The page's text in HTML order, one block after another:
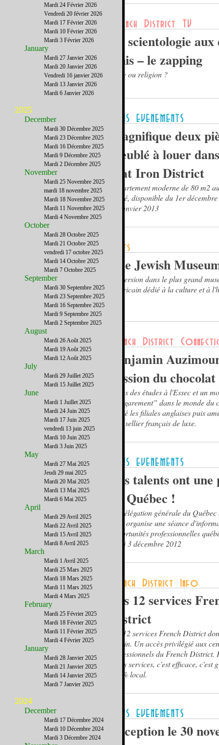
La scientologie
Unis – le zapping
Secte ou religion ?
Magnifique deux
meublé à louer
Flat Iron District
Appartement moderne de 80 m2
épuré, disponible du 1er
31 janvier 2013
The Jewish
Immersion dans le plus grand
américain dédié à la culture et à
Benjamin
passion du chocolat
Après des études à l'Essec et un
“d’égarement” dans le monde du
dirigé les filiales anglaises puis
d'un sellier français de luxe.
Vos talents ont une
au Québec !
La délégation générale du
York organise une séance
opportunités professionnelles
lundi 3 décembre 2012
Les 12 services
District
Les 12 services French District
besoin. Un accès privilégié aux
professionnels du French District.
à nos services, c'est efficace, c'est
100% local.
Réception le 30
Mardi 24 Février 2026
Vendredi 20 février 2026
Mardi 17 Février 2026
Mardi 10 Février 2026
Mardi 3 Février 2026
January
Mardi 27 Janvier 2026
Mardi 20 Janvier 2026
Vendredi 16 janvier 2026
Mardi 13 Janvier 2026
Mardi 6 Janvier 2026
2025
December
Mardi 30 Décembre 2025
Mardi 23 Décembre 2025
Mardi 16 Décembre 2025
Mardi 9 Décembre 2025
Mardi 2 Décembre 2025
November
Mardi 25 Novembre 2025
mardi 18 novembre 2025
Mardi 18 Novembre 2025
Mardi 11 Novembre 2025
Mardi 4 Novembre 2025
October
Mardi 28 Octobre 2025
Mardi 21 Octobre 2025
vendredi 17 octobre 2025
Mardi 14 Octobre 2025
Mardi 7 Octobre 2025
September
Mardi 30 Septembre 2025
Mardi 23 Septembre 2025
Mardi 16 Septembre 2025
Mardi 9 Septembre 2025
Mardi 2 Septembre 2025
August
Mardi 26 Août 2025
Mardi 19 Août 2025
Mardi 12 Août 2025
July
Mardi 29 Juillet 2025
Mardi 15 Juillet 2025
June
Mardi 1 Juillet 2025
Mardi 24 Juin 2025
Mardi 17 Juin 2025
vendredi 13 juin 2025
Mardi 10 Juin 2025
Mardi 3 Juin 2025
May
Mardi 27 Mai 2025
Jeudi 29 mai 2025
Mardi 20 Mai 2025
Mardi 13 Mai 2025
Mardi 6 Mai 2025
April
Mardi 29 Avril 2025
Mardi 22 Avril 2025
Mardi 15 Avril 2025
Mardi 8 Avril 2025
March
Mardi 1 Avril 2025
Mardi 25 Mars 2025
Mardi 18 Mars 2025
Mardi 11 Mars 2025
Mardi 4 Mars 2025
February
Mardi 25 Février 2025
Mardi 18 Février 2025
Mardi 11 Février 2025
Mardi 4 Février 2025
January
Mardi 28 Janvier 2025
Mardi 21 Janvier 2025
Mardi 14 Janvier 2025
Mardi 7 Janvier 2025
2024
December
Mardi 17 Décembre 2024
Mardi 10 Décembre 2024
Mardi 3 Décembre 2024